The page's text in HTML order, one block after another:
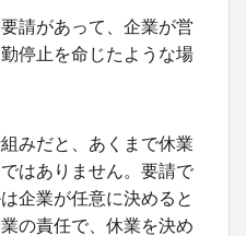
請があって、企業が営
停止を命じたような場
みだと、あくまで休業
はありません。要請で
企業が任意に決めると
の責任で、休業を決め